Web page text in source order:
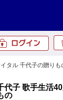
タル 千代子の贈りも
代子 歌手生活
の